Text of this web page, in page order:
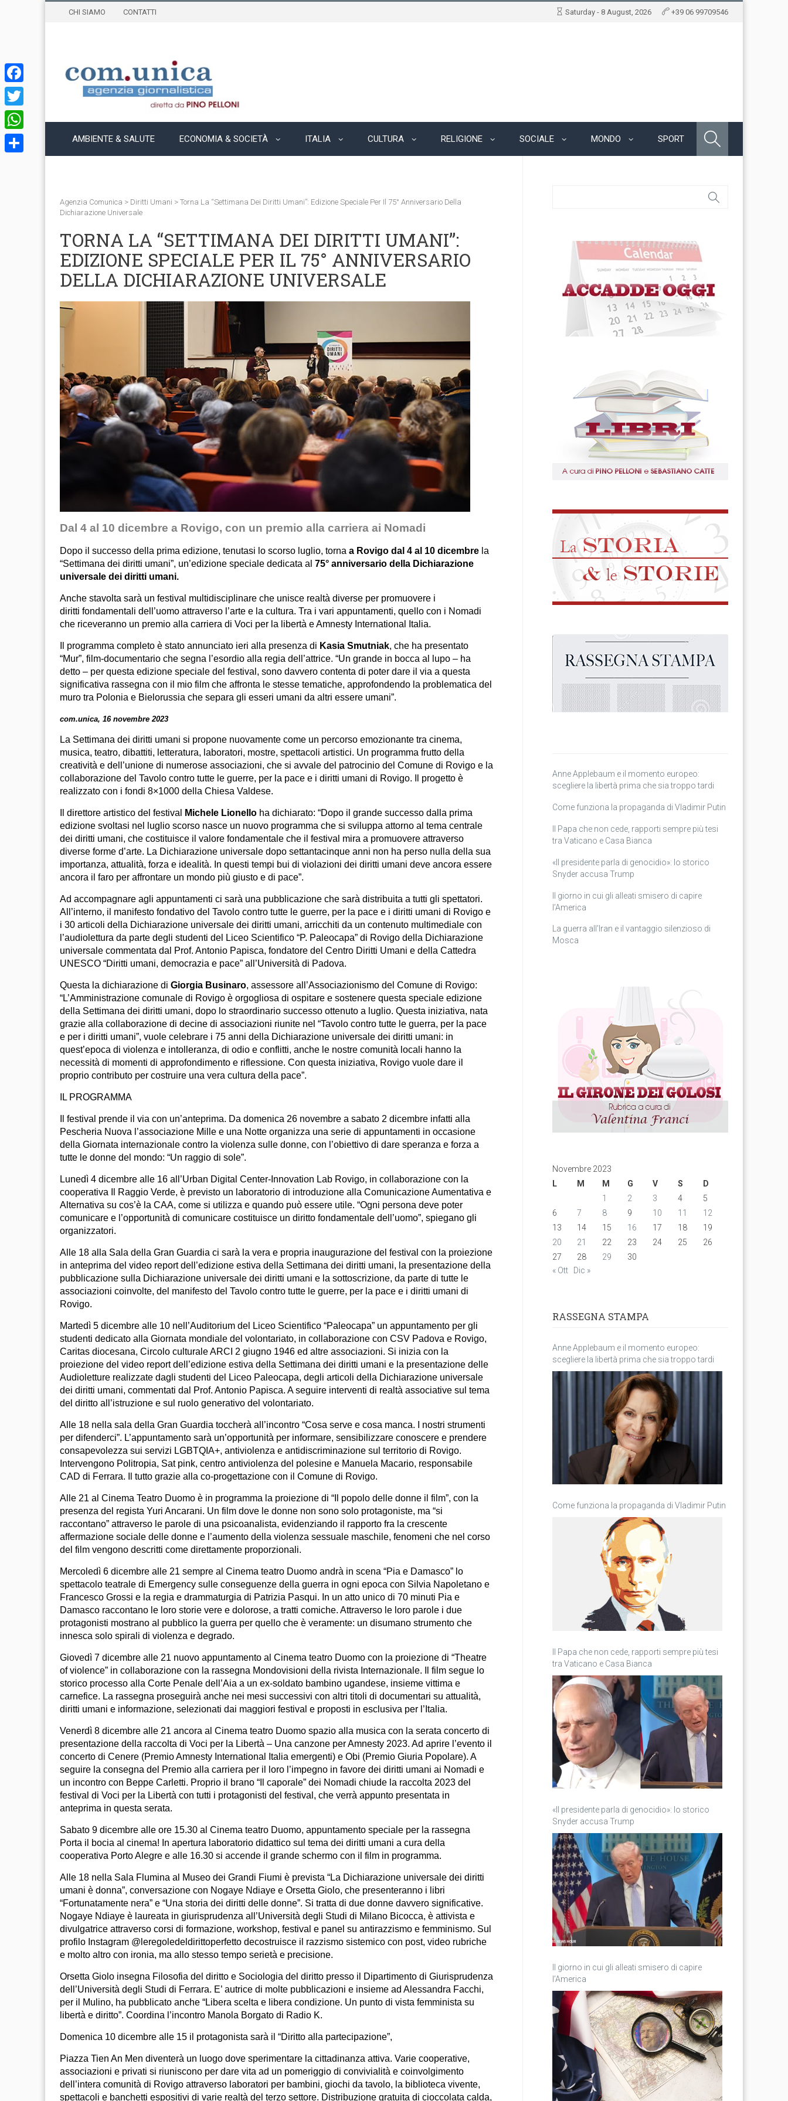
CHI SIAMO CONTATTI Saturday - 8 August, 2026 +39 06 99709546
AMBIENTE & SALUTE ECONOMIA & SOCIETÀ ITALIA CULTURA RELIGIONE SOCIALE MONDO SPORT
Agenzia Comunica > Diritti Umani > Torna La “Settimana Dei Diritti Umani”: Edizione Speciale Per Il 75° Anniversario Della
Dichiarazione Universale
TORNA LA “SETTIMANA DEI DIRITTI UMANI”:
EDIZIONE SPECIALE PER IL 75° ANNIVERSARIO
DELLA DICHIARAZIONE UNIVERSALE
Dal 4 al 10 dicembre a Rovigo, con un premio alla carriera ai Nomadi
Dopo il successo della prima edizione, tenutasi lo scorso luglio, torna a Rovigo dal 4 al 10 dicembre la
“Settimana dei diritti umani”, un’edizione speciale dedicata al 75° anniversario della Dichiarazione
universale dei diritti umani.
Anche stavolta sarà un festival multidisciplinare che unisce realtà diverse per promuovere i
diritti fondamentali dell’uomo attraverso l’arte e la cultura. Tra i vari appuntamenti, quello con i Nomadi
che riceveranno un premio alla carriera di Voci per la libertà e Amnesty International Italia.
Il programma completo è stato annunciato ieri alla presenza di Kasia Smutniak, che ha presentato
“Mur”, film-documentario che segna l’esordio alla regia dell’attrice. “Un grande in bocca al lupo – ha
detto – per questa edizione speciale del festival, sono davvero contenta di poter dare il via a questa
significativa rassegna con il mio film che affronta le stesse tematiche, approfondendo la problematica del
muro tra Polonia e Bielorussia che separa gli esseri umani da altri essere umani”.
com.unica, 16 novembre 2023
La Settimana dei diritti umani si propone nuovamente come un percorso emozionante tra cinema,
musica, teatro, dibattiti, letteratura, laboratori, mostre, spettacoli artistici. Un programma frutto della
creatività e dell’unione di numerose associazioni, che si avvale del patrocinio del Comune di Rovigo e la
collaborazione del Tavolo contro tutte le guerre, per la pace e i diritti umani di Rovigo. Il progetto è
realizzato con i fondi 8×1000 della Chiesa Valdese.
Il direttore artistico del festival Michele Lionello ha dichiarato: “Dopo il grande successo dalla prima
edizione svoltasi nel luglio scorso nasce un nuovo programma che si sviluppa attorno al tema centrale
dei diritti umani, che costituisce il valore fondamentale che il festival mira a promuovere attraverso
diverse forme d’arte. La Dichiarazione universale dopo settantacinque anni non ha perso nulla della sua
importanza, attualità, forza e idealità. In questi tempi bui di violazioni dei diritti umani deve ancora essere
ancora il faro per affrontare un mondo più giusto e di pace”.
Ad accompagnare agli appuntamenti ci sarà una pubblicazione che sarà distribuita a tutti gli spettatori.
All’interno, il manifesto fondativo del Tavolo contro tutte le guerre, per la pace e i diritti umani di Rovigo e
i 30 articoli della Dichiarazione universale dei diritti umani, arricchiti da un contenuto multimediale con
l’audiolettura da parte degli studenti del Liceo Scientifico “P. Paleocapa” di Rovigo della Dichiarazione
universale commentata dal Prof. Antonio Papisca, fondatore del Centro Diritti Umani e della Cattedra
UNESCO “Diritti umani, democrazia e pace” all’Università di Padova.
Questa la dichiarazione di Giorgia Businaro, assessore all’Associazionismo del Comune di Rovigo:
“L’Amministrazione comunale di Rovigo è orgogliosa di ospitare e sostenere questa speciale edizione
della Settimana dei diritti umani, dopo lo straordinario successo ottenuto a luglio. Questa iniziativa, nata
grazie alla collaborazione di decine di associazioni riunite nel “Tavolo contro tutte le guerra, per la pace
e per i diritti umani”, vuole celebrare i 75 anni della Dichiarazione universale dei diritti umani: in
quest’epoca di violenza e intolleranza, di odio e conflitti, anche le nostre comunità locali hanno la
necessità di momenti di approfondimento e riflessione. Con questa iniziativa, Rovigo vuole dare il
proprio contributo per costruire una vera cultura della pace”.
IL PROGRAMMA
Il festival prende il via con un’anteprima. Da domenica 26 novembre a sabato 2 dicembre infatti alla
Pescheria Nuova l’associazione Mille e una Notte organizza una serie di appuntamenti in occasione
della Giornata internazionale contro la violenza sulle donne, con l’obiettivo di dare speranza e forza a
tutte le donne del mondo: “Un raggio di sole”.
Lunedì 4 dicembre alle 16 all’Urban Digital Center-Innovation Lab Rovigo, in collaborazione con la
cooperativa Il Raggio Verde, è previsto un laboratorio di introduzione alla Comunicazione Aumentativa e
Alternativa su cos’è la CAA, come si utilizza e quando può essere utile. “Ogni persona deve poter
comunicare e l’opportunità di comunicare costituisce un diritto fondamentale dell’uomo”, spiegano gli
organizzatori.
Alle 18 alla Sala della Gran Guardia ci sarà la vera e propria inaugurazione del festival con la proiezione
in anteprima del video report dell’edizione estiva della Settimana dei diritti umani, la presentazione della
pubblicazione sulla Dichiarazione universale dei diritti umani e la sottoscrizione, da parte di tutte le
associazioni coinvolte, del manifesto del Tavolo contro tutte le guerre, per la pace e i diritti umani di
Rovigo.
Martedì 5 dicembre alle 10 nell’Auditorium del Liceo Scientifico “Paleocapa” un appuntamento per gli
studenti dedicato alla Giornata mondiale del volontariato, in collaborazione con CSV Padova e Rovigo,
Caritas diocesana, Circolo culturale ARCI 2 giugno 1946 ed altre associazioni. Si inizia con la
proiezione del video report dell’edizione estiva della Settimana dei diritti umani e la presentazione delle
Audioletture realizzate dagli studenti del Liceo Paleocapa, degli articoli della Dichiarazione universale
dei diritti umani, commentati dal Prof. Antonio Papisca. A seguire interventi di realtà associative sul tema
del diritto all’istruzione e sul ruolo generativo del volontariato.
Alle 18 nella sala della Gran Guardia toccherà all’incontro “Cosa serve e cosa manca. I nostri strumenti
per difenderci”. L’appuntamento sarà un’opportunità per informare, sensibilizzare conoscere e prendere
consapevolezza sui servizi LGBTQIA+, antiviolenza e antidiscriminazione sul territorio di Rovigo.
Intervengono Politropia, Sat pink, centro antiviolenza del polesine e Manuela Macario, responsabile
CAD di Ferrara. Il tutto grazie alla co-progettazione con il Comune di Rovigo.
Alle 21 al Cinema Teatro Duomo è in programma la proiezione di “Il popolo delle donne il film”, con la
presenza del regista Yuri Ancarani. Un film dove le donne non sono solo protagoniste, ma “si
raccontano” attraverso le parole di una psicoanalista, evidenziando il rapporto fra la crescente
affermazione sociale delle donne e l’aumento della violenza sessuale maschile, fenomeni che nel corso
del film vengono descritti come direttamente proporzionali.
Mercoledì 6 dicembre alle 21 sempre al Cinema teatro Duomo andrà in scena “Pia e Damasco” lo
spettacolo teatrale di Emergency sulle conseguenze della guerra in ogni epoca con Silvia Napoletano e
Francesco Grossi e la regia e drammaturgia di Patrizia Pasqui. In un atto unico di 70 minuti Pia e
Damasco raccontano le loro storie vere e dolorose, a tratti comiche. Attraverso le loro parole i due
protagonisti mostrano al pubblico la guerra per quello che è veramente: un disumano strumento che
innesca solo spirali di violenza e degrado.
Giovedì 7 dicembre alle 21 nuovo appuntamento al Cinema teatro Duomo con la proiezione di “Theatre
of violence” in collaborazione con la rassegna Mondovisioni della rivista Internazionale. Il film segue lo
storico processo alla Corte Penale dell’Aia a un ex-soldato bambino ugandese, insieme vittima e
carnefice. La rassegna proseguirà anche nei mesi successivi con altri titoli di documentari su attualità,
diritti umani e informazione, selezionati dai maggiori festival e proposti in esclusiva per l’Italia.
Venerdì 8 dicembre alle 21 ancora al Cinema teatro Duomo spazio alla musica con la serata concerto di
presentazione della raccolta di Voci per la Libertà – Una canzone per Amnesty 2023. Ad aprire l’evento il
concerto di Cenere (Premio Amnesty International Italia emergenti) e Obi (Premio Giuria Popolare). A
seguire la consegna del Premio alla carriera per il loro l’impegno in favore dei diritti umani ai Nomadi e
un incontro con Beppe Carletti. Proprio il brano “Il caporale” dei Nomadi chiude la raccolta 2023 del
festival di Voci per la Libertà con tutti i protagonisti del festival, che verrà appunto presentata in
anteprima in questa serata.
Sabato 9 dicembre alle ore 15.30 al Cinema teatro Duomo, appuntamento speciale per la rassegna
Porta il bocia al cinema! In apertura laboratorio didattico sul tema dei diritti umani a cura della
cooperativa Porto Alegre e alle 16.30 si accende il grande schermo con il film in programma.
Alle 18 nella Sala Flumina al Museo dei Grandi Fiumi è prevista “La Dichiarazione universale dei diritti
umani è donna”, conversazione con Nogaye Ndiaye e Orsetta Giolo, che presenteranno i libri
“Fortunatamente nera” e “Una storia dei diritti delle donne”. Si tratta di due donne davvero significative.
Nogaye Ndiaye è laureata in giurisprudenza all’Università degli Studi di Milano Bicocca, è attivista e
divulgatrice attraverso corsi di formazione, workshop, festival e panel su antirazzismo e femminismo. Sul
profilo Instagram @leregoledeldirittoperfetto decostruisce il razzismo sistemico con post, video rubriche
e molto altro con ironia, ma allo stesso tempo serietà e precisione.
Orsetta Giolo insegna Filosofia del diritto e Sociologia del diritto presso il Dipartimento di Giurisprudenza
dell’Università degli Studi di Ferrara. E’ autrice di molte pubblicazioni e insieme ad Alessandra Facchi,
per il Mulino, ha pubblicato anche “Libera scelta e libera condizione. Un punto di vista femminista su
libertà e diritto”. Coordina l’incontro Manola Borgato di Radio K.
Domenica 10 dicembre alle 15 il protagonista sarà il “Diritto alla partecipazione”,
Piazza Tien An Men diventerà un luogo dove sperimentare la cittadinanza attiva. Varie cooperative,
associazioni e privati si riuniscono per dare vita ad un pomeriggio di convivialità e coinvolgimento
dell’intera comunità di Rovigo attraverso laboratori per bambini, giochi da tavolo, la biblioteca vivente,
spettacoli e banchetti espositivi di varie realtà del terzo settore. Distribuzione gratuita di cioccolata calda,
Anne Applebaum e il momento europeo:
scegliere la libertà prima che sia troppo tardi
Come funziona la propaganda di Vladimir Putin
Il Papa che non cede, rapporti sempre più tesi
tra Vaticano e Casa Bianca
«Il presidente parla di genocidio»: lo storico
Snyder accusa Trump
Il giorno in cui gli alleati smisero di capire
l’America
La guerra all’Iran e il vantaggio silenzioso di
Mosca
Novembre 2023
L
M M G V S
D
1
2 3 4
5
6
7 8 9 10 11
12
13
14 15 16 17 18
19
20
21 22 23 24 25
26
27
28 29
30
« Ott
Dic »
RASSEGNA STAMPA
Anne Applebaum e il momento europeo:
scegliere la libertà prima che sia troppo tardi
Come funziona la propaganda di Vladimir Putin
Il Papa che non cede, rapporti sempre più tesi
tra Vaticano e Casa Bianca
«Il presidente parla di genocidio»: lo storico
Snyder accusa Trump
Il giorno in cui gli alleati smisero di capire
l’America
Facebook
Twitter
WhatsApp